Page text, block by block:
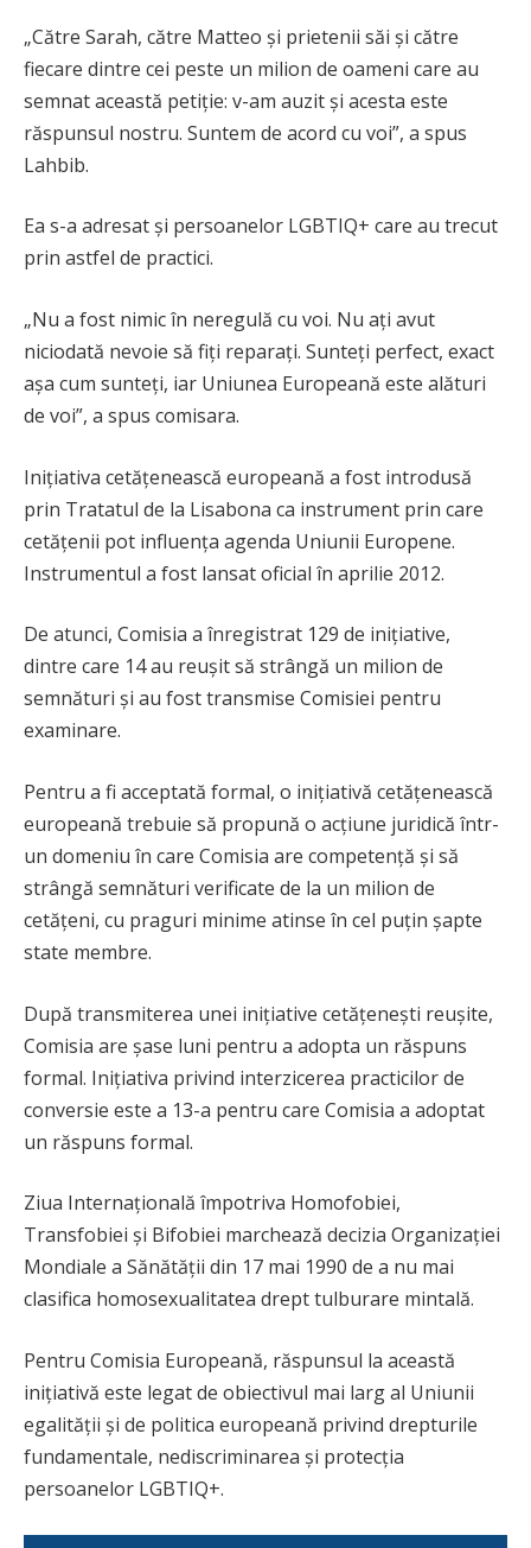
„Către Sarah, către Matteo și prietenii săi și către
fiecare dintre cei peste un milion de oameni care au
semnat această petiție: v-am auzit și acesta este
răspunsul nostru. Suntem de acord cu voi”, a spus
Lahbib.
Ea s-a adresat și persoanelor LGBTIQ+ care au trecut
prin astfel de practici.
„Nu a fost nimic în neregulă cu voi. Nu ați avut
niciodată nevoie să fiți reparați. Sunteți perfect, exact
așa cum sunteți, iar Uniunea Europeană este alături
de voi”, a spus comisara.
Inițiativa cetățenească europeană a fost introdusă
prin Tratatul de la Lisabona ca instrument prin care
cetățenii pot influența agenda Uniunii Europene.
Instrumentul a fost lansat oficial în aprilie 2012.
De atunci, Comisia a înregistrat 129 de inițiative,
dintre care 14 au reușit să strângă un milion de
semnături și au fost transmise Comisiei pentru
examinare.
Pentru a fi acceptată formal, o inițiativă cetățenească
europeană trebuie să propună o acțiune juridică într-
un domeniu în care Comisia are competență și să
strângă semnături verificate de la un milion de
cetățeni, cu praguri minime atinse în cel puțin șapte
state membre.
După transmiterea unei inițiative cetățenești reușite,
Comisia are șase luni pentru a adopta un răspuns
formal. Inițiativa privind interzicerea practicilor de
conversie este a 13-a pentru care Comisia a adoptat
un răspuns formal.
Ziua Internațională împotriva Homofobiei,
Transfobiei și Bifobiei marchează decizia Organizației
Mondiale a Sănătății din 17 mai 1990 de a nu mai
clasifica homosexualitatea drept tulburare mintală.
Pentru Comisia Europeană, răspunsul la această
inițiativă este legat de obiectivul mai larg al Uniunii
egalității și de politica europeană privind drepturile
fundamentale, nediscriminarea și protecția
persoanelor LGBTIQ+.